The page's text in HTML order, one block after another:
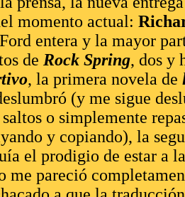
momento actual:
entera y la mayor
de Rock Spring, dos y
, la primera novela de
(y me sigue
o simplemente
y copiando), la
el prodigio de estar a
me pareció